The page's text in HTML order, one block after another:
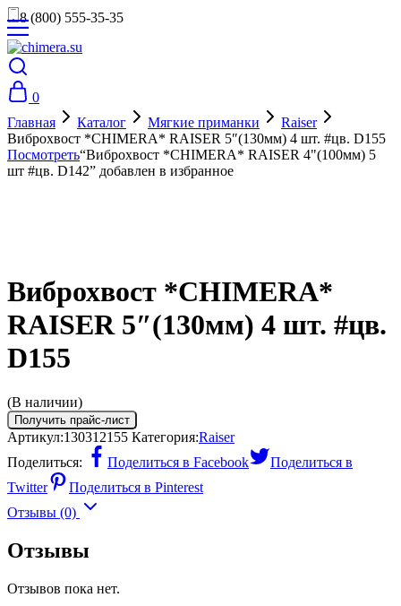
8 (800) 555-35-35
0
Главная
Каталог Мягкие приманки
Raiser
Виброхвост *CHIMERA* RAISER 5″(130мм) 4 шт. #цв. D155
Посмотреть“Виброхвост *CHIMERA* RAISER 4"(100мм) 5
шт #цв. D142” добавлен в избранное
Виброхвост *CHIMERA*
RAISER 5″(130мм) 4 шт. #цв.
D155
(В наличии)
Получить прайс-лист
Артикул:130312155 Категория:Raiser
Поделиться:
Поделиться в Facebook
Поделиться в
Twitter
Поделиться в Pinterest
Отзывы (0)
Отзывы
Отзывов пока нет.